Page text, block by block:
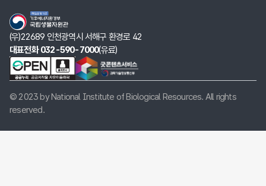
(우)22689 인천광역시 서해구 환경로 42
대표전화 032-590-7000(유료)
© 2023 by National Institute of Biological Resources. All rights
reserved.